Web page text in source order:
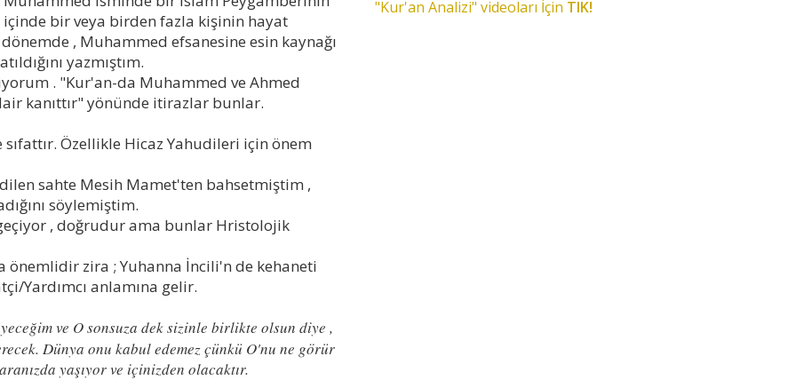
içinde bir veya birden fazla kişinin hayat
, Muhammed efsanesine esin kaynağı
yazmıştım.
. "Kur'an-da Muhammed ve Ahmed
kanıttır" yönünde itirazlar bunlar.
Özellikle Hicaz Yahudileri için önem
sahte Mesih Mamet'ten bahsetmiştim ,
söylemiştim.
, doğrudur ama bunlar Hristolojik
önemlidir zira ; Yuhanna İncili'n de kehaneti
Yardımcı anlamına gelir.
ve O sonsuza dek sizinle birlikte olsun diye ,
Dünya onu kabul edemez çünkü O'nu ne görür
yaşıyor ve içinizden olacaktır.
"Kur'an Analizi" videoları İçin TIK!